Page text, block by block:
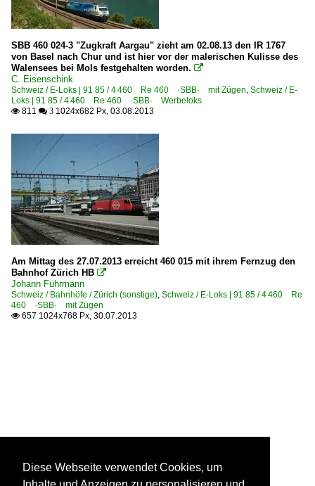
SBB 460 024-3 "Zugkraft Aargau" zieht am 02.08.13 den IR 1767
von Basel nach Chur und ist hier vor der malerischen Kulisse des
Walensees bei Mols festgehalten worden. 
C. Eisenschink
Schweiz / E-Loks | 91 85 / 4 460 Re 460 ·SBB· mit Zügen, Schweiz / E-
Loks | 91 85 / 4 460 Re 460 ·SBB· Werbeloks
 811  3 1024x682 Px, 03.08.2013
Am Mittag des 27.07.2013 erreicht 460 015 mit ihrem Fernzug den
Bahnhof Zürich HB 
Johann Führmann
Schweiz / Bahnhöfe / Zürich (sonstige), Schweiz / E-Loks | 91 85 / 4 460 Re
460 ·SBB· mit Zügen
 657 1024x768 Px, 30.07.2013
Diese Webseite verwendet Cookies, um